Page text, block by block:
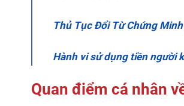
Thủ Tục Đổi Từ Chứng
Hành vi sử dụng tiền người
Quan điểm cá nhân